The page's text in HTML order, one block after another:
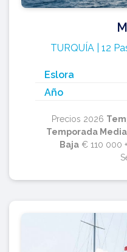
TURQUÍA | 12
Eslora
Año
Precios 2026
Temporada Media
Baja€ 110 000